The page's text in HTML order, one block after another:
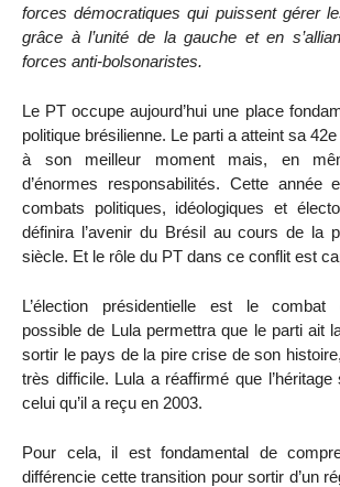
forces démocratiques qui puissent gérer
grâce à l’unité de la gauche et en
forces anti-bolsonaristes.
Le PT occupe aujourd’hui une place
politique brésilienne. Le parti a atteint sa
à son meilleur moment mais, en
d’énormes responsabilités. Cette année
combats politiques, idéologiques et
définira l’avenir du Brésil au cours de la
siècle. Et le rôle du PT dans ce conflit est
L’élection présidentielle est le combat
possible de Lula permettra que le parti ait
sortir le pays de la pire crise de son
très difficile. Lula a réaffirmé que
celui qu’il a reçu en 2003.
Pour cela, il est fondamental de
différencie cette transition pour sortir d’un